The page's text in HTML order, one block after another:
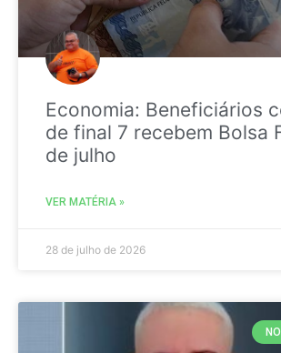
Economia: Beneficiários
de final 7 recebem Bolsa
de julho
VER MATÉRIA »
28 de julho de 2026